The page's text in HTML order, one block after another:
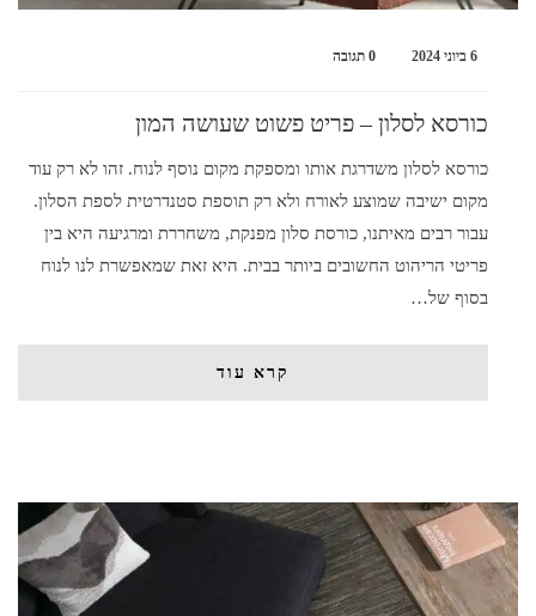
6 ביוני 2024 0 תגובה
כורסא לסלון – פריט פשוט שעושה המון
כורסא לסלון משדרגת אותו ומספקת מקום נוסף לנוח. זהו לא רק עוד
מקום ישיבה שמוצע לאורח ולא רק תוספת סטנדרטית לספת הסלון.
עבור רבים מאיתנו, כורסת סלון מפנקת, משחררת ומרגיעה היא בין
פריטי הריהוט החשובים ביותר בבית. היא זאת שמאפשרת לנו לנוח
בסוף של…
קרא עוד